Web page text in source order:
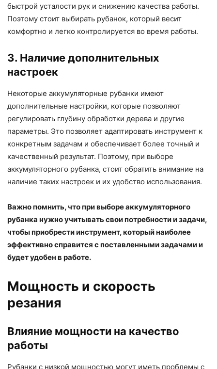
быстрой усталости рук и снижению качества работы.
Поэтому стоит выбирать рубанок, который весит
комфортно и легко контролируется во время работы.
3. Наличие дополнительных
настроек
Некоторые аккумуляторные рубанки имеют
дополнительные настройки, которые позволяют
регулировать глубину обработки дерева и другие
параметры. Это позволяет адаптировать инструмент к
конкретным задачам и обеспечивает более точный и
качественный результат. Поэтому, при выборе
аккумуляторного рубанка, стоит обратить внимание на
наличие таких настроек и их удобство использования.
Важно помнить, что при выборе аккумуляторного
рубанка нужно учитывать свои потребности и задачи,
чтобы приобрести инструмент, который наиболее
эффективно справится с поставленными задачами и
будет удобен в работе.
Мощность и скорость
резания
Влияние мощности на качество
работы
Рубанки с низкой мощностью могут иметь проблемы с